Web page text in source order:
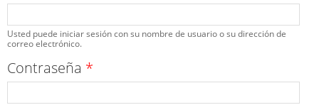
Usted puede iniciar sesión con su nombre de usuario o su dirección de
correo electrónico.
Contraseña *